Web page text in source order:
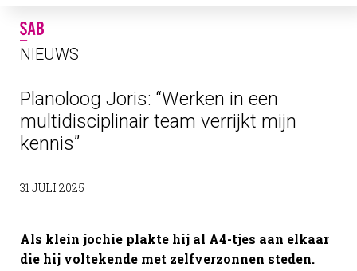
NIEUWS
Planoloog Joris: “Werken in een
multidisciplinair team verrijkt mijn
kennis”
31 JULI 2025
Als klein jochie plakte hij al A4-tjes aan elkaar
die hij voltekende met zelfverzonnen steden.